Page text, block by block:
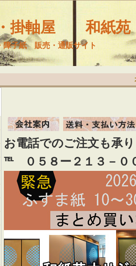
掛軸屋 和紙苑
障子紙 販売・通販サイト
お電話でのご注文も承
℡ ０５８ー２１３－０